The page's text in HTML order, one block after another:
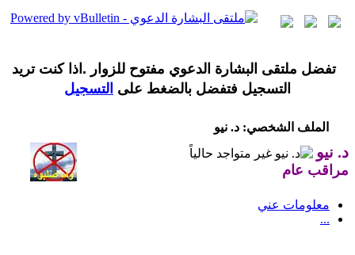
تفضل ملتقى البشارة الدعوي مفتوح للزوار .اذا كنت تريد
التسجيل فتفضل بالضغط على التسجيل
الملف الشخصي: د. نيو
د. نيو
مراقب عام
معلومات عني
...